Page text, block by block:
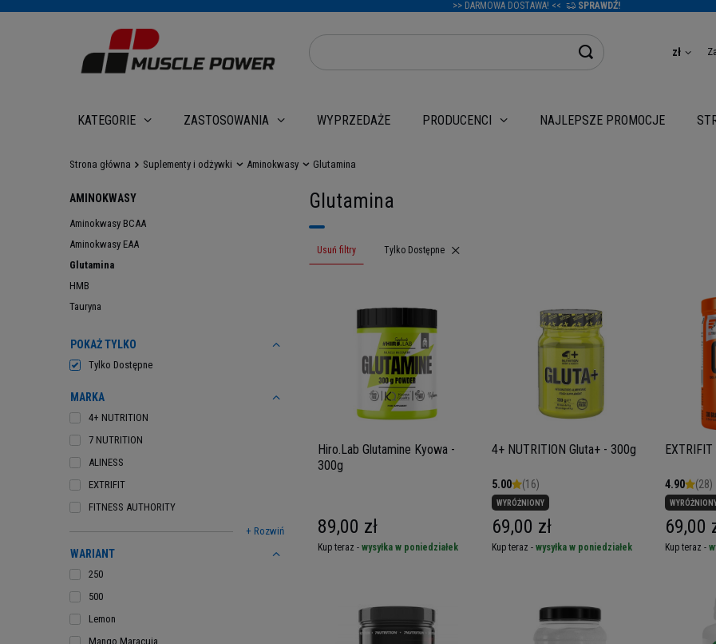
>> DARMOWA DOSTAWA! << SPRAWDŹ!
zł
KATEGORIE ZASTOSOWANIA WYPRZEDAŻE PRODUCENCI NAJLEPSZE PROMOCJE
Strona główna Suplementy i odżywki Aminokwasy Glutamina
AMINOKWASY
Aminokwasy BCAA
Aminokwasy EAA
Glutamina
HMB
Tauryna
POKAŻ TYLKO
Tylko Dostępne
MARKA
4+ NUTRITION
7 NUTRITION
ALINESS
EXTRIFIT
FITNESS AUTHORITY
+ Rozwiń
WARIANT
250
500
Lemon
Mango Maracuja
Glutamina
Usuń filtry Usuń filtr
Tylko Dostępne
Hiro.Lab Glutamine Kyowa -
300g
89,00 zł
Kup teraz - wysyłka w poniedziałek
4+ NUTRITION Gluta+ - 300g
5.00 (16)
WYRÓŻNIONY
69,00 zł
Kup teraz - wysyłka w poniedziałek
4.90 (28)
69,00
Kup teraz -